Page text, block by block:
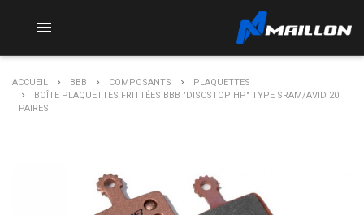

ACCUEIL BBB COMPOSANTS
PLAQUETTES
BOÎTE PLAQUETTES FRITTÉES BBB "DISCSTOP HP" TYPE SRAM/AVID 20
PAIRES